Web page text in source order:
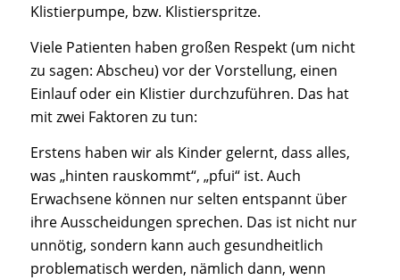
Klistierpumpe, bzw. Klistierspritze.
Viele Patienten haben großen Respekt (um nicht
zu sagen: Abscheu) vor der Vorstellung, einen
Einlauf oder ein Klistier durchzuführen. Das hat
mit zwei Faktoren zu tun:
Erstens haben wir als Kinder gelernt, dass alles,
was „hinten rauskommt“, „pfui“ ist. Auch
Erwachsene können nur selten entspannt über
ihre Ausscheidungen sprechen. Das ist nicht nur
unnötig, sondern kann auch gesundheitlich
problematisch werden, nämlich dann, wenn